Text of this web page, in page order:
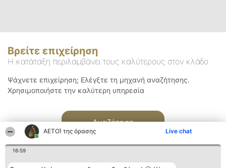
ΑΕΤΟΊ της όρασης Live chat
16:59
Βρείτε επιχείρηση
Η κατάταξη περιλαμβάνει τους καλύτερους στον κλάδο
Ψάχνετε επιχείρηση; Ελέγξτε τη μηχανή αναζήτησης.
Χρησιμοποιήστε την καλύτερη υπηρεσία
Αναζήτηση